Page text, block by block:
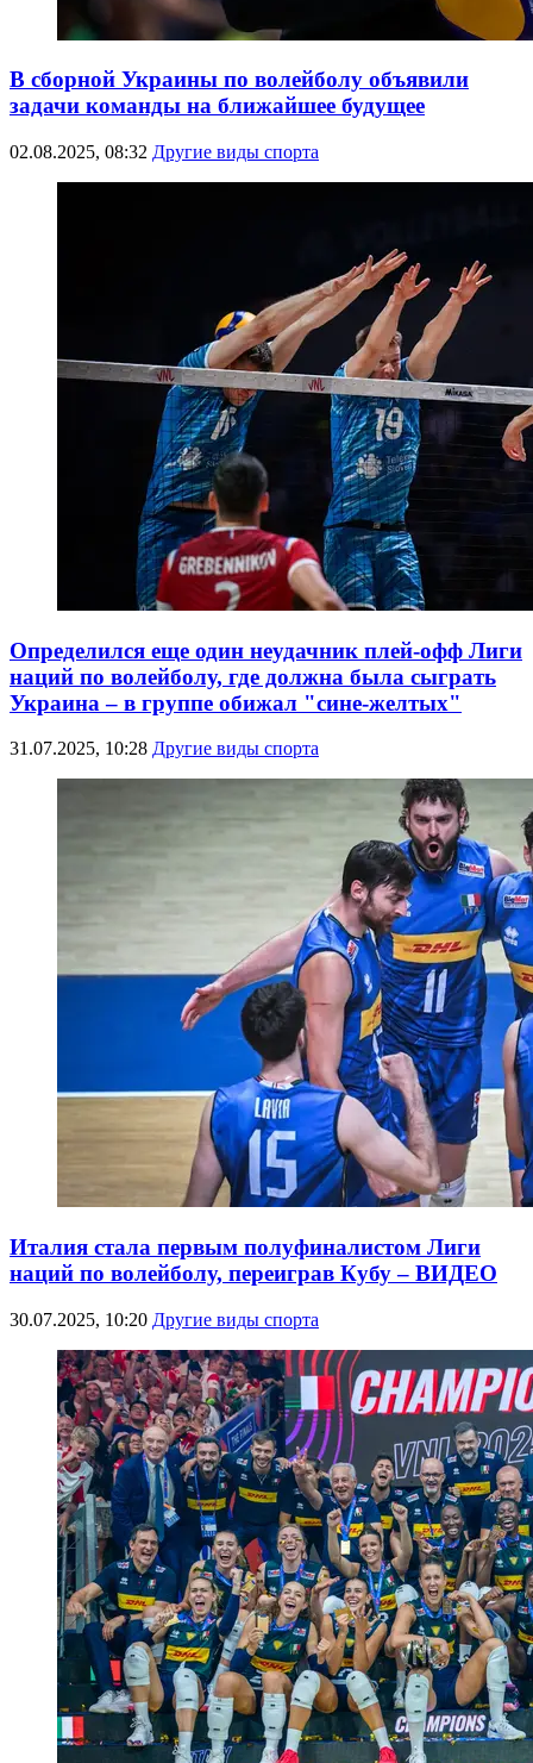
В сборной Украины по волейболу объявили
задачи команды на ближайшее будущее
02.08.2025, 08:32 Другие виды спорта
Определился еще один неудачник плей-офф Лиги
наций по волейболу, где должна была сыграть
Украина – в группе обижал "сине-желтых"
31.07.2025, 10:28 Другие виды спорта
Италия стала первым полуфиналистом Лиги
наций по волейболу, переиграв Кубу – ВИДЕО
30.07.2025, 10:20 Другие виды спорта